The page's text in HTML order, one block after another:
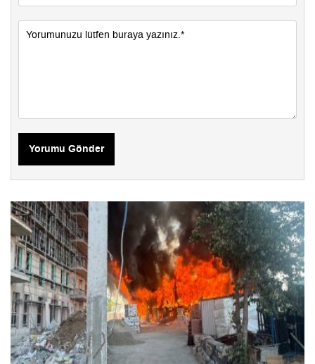
Yorumu Gönder